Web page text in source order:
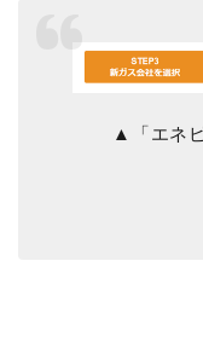
▲「エネ